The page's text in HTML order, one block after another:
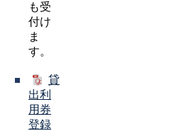
も受
付け
ま
す。
貸
出利
用券
登録